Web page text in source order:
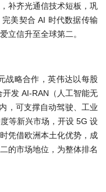
补齐光通信技术短板，巩
美契合 AI 时代数据传输
立信升至全球第二。
战略合作，英伟达以每股
发 AI-RAN（人工智能无
，可支撑自动驾驶、工业
等新兴市场，开设 5G 设
凭借欧洲本土化优势，成
的市场地位，为整体排名